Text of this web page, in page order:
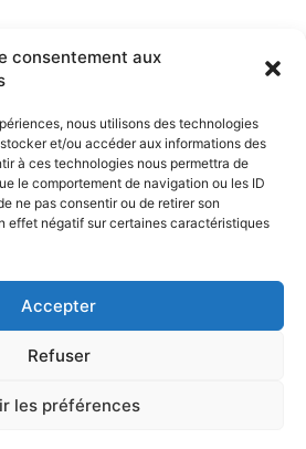
consentement aux
nous utilisons des technologies
et/ou accéder aux informations des
à ces technologies nous permettra de
le comportement de navigation ou les ID
ne pas consentir ou de retirer son
effet négatif sur certaines caractéristiques
Accepter
Refuser
les préférences
2014-2024